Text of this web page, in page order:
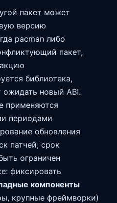
пакет может
версию
pacman либо
пакет,
библиотека,
новый ABI.
применяются
периодами
обновления
патчей; срок
ограничен
фиксировать
компоненты
крупные фреймворки)